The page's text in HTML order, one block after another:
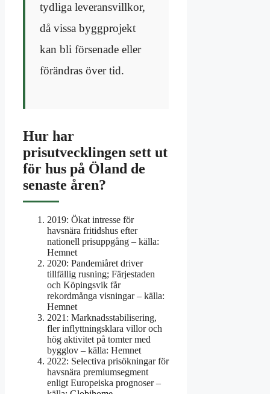
tydliga leveransvillkor,
då vissa byggprojekt
kan bli försenade eller
förändras över tid.
Hur har
prisutvecklingen sett ut
för hus på Öland de
senaste åren?
2019: Ökat intresse för
havsnära fritidshus efter
nationell prisuppgång – källa:
Hemnet
2020: Pandemiåret driver
tillfällig rusning; Färjestaden
och Köpingsvik får
rekordmånga visningar – källa:
Hemnet
2021 : Marknadsstabilisering,
fler inflyttningsklara villor och
hög aktivitet på tomter med
bygglov – källa: Hemnet
2022: Selectiva prisökningar för
havsnära premiumsegment
enligt Europeiska prognoser –